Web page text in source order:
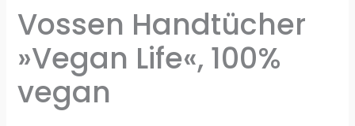
Vossen Handtücher
»Vegan Life«, 100%
vegan